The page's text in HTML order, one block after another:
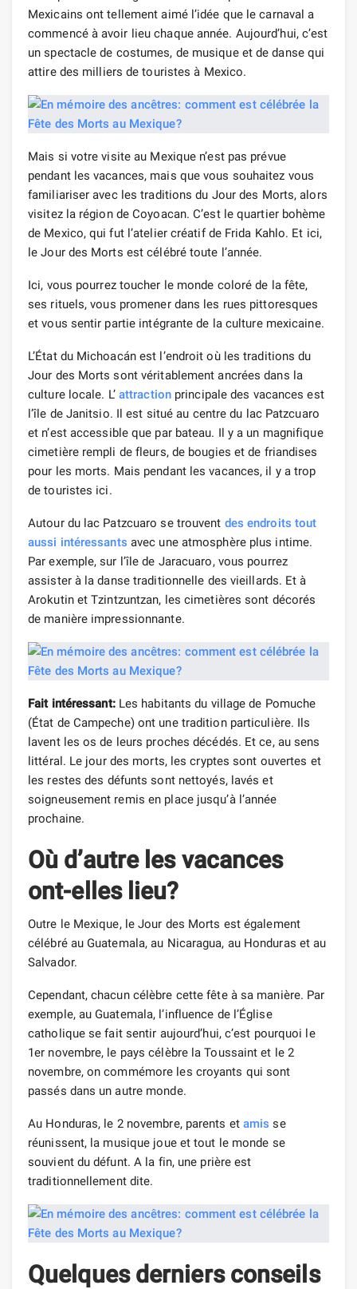
Mexicains ont tellement aimé l’idée que le carnaval a
commencé à avoir lieu chaque année. Aujourd’hui, c’est
un spectacle de costumes, de musique et de danse qui
attire des milliers de touristes à Mexico.
Mais si votre visite au Mexique n’est pas prévue
pendant les vacances, mais que vous souhaitez vous
familiariser avec les traditions du Jour des Morts, alors
visitez la région de Coyoacan. C’est le quartier bohème
de Mexico, qui fut l’atelier créatif de Frida Kahlo. Et ici,
le Jour des Morts est célébré toute l’année.
Ici, vous pourrez toucher le monde coloré de la fête,
ses rituels, vous promener dans les rues pittoresques
et vous sentir partie intégrante de la culture mexicaine.
L’État du Michoacán est l’endroit où les traditions du
Jour des Morts sont véritablement ancrées dans la
culture locale. L’ attractionprincipale des vacances est
l’île de Janitsio. Il est situé au centre du lac Patzcuaro
et n’est accessible que par bateau. Il y a un magnifique
cimetière rempli de fleurs, de bougies et de friandises
pour les morts. Mais pendant les vacances, il y a trop
de touristes ici.
Autour du lac Patzcuaro se trouvent des endroits tout
aussi intéressants avec une atmosphère plus intime.
Par exemple, sur l’île de Jaracuaro, vous pourrez
assister à la danse traditionnelle des vieillards. Et à
Arokutin et Tzintzuntzan, les cimetières sont décorés
de manière impressionnante.
Fait intéressant:Les habitants du village de Pomuche
(État de Campeche) ont une tradition particulière. Ils
lavent les os de leurs proches décédés. Et ce, au sens
littéral. Le jour des morts, les cryptes sont ouvertes et
les restes des défunts sont nettoyés, lavés et
soigneusement remis en place jusqu’à l’année
prochaine.
Où d’autre les vacances
ont-elles lieu?
Outre le Mexique, le Jour des Morts est également
célébré au Guatemala, au Nicaragua, au Honduras et au
Salvador.
Cependant, chacun célèbre cette fête à sa manière. Par
exemple, au Guatemala, l’influence de l’Église
catholique se fait sentir aujourd’hui, c’est pourquoi le
1er novembre, le pays célèbre la Toussaint et le 2
novembre, on commémore les croyants qui sont
passés dans un autre monde.
Au Honduras, le 2 novembre, parents et amis se
réunissent, la musique joue et tout le monde se
souvient du défunt. A la fin, une prière est
traditionnellement dite.
Quelques derniers conseils